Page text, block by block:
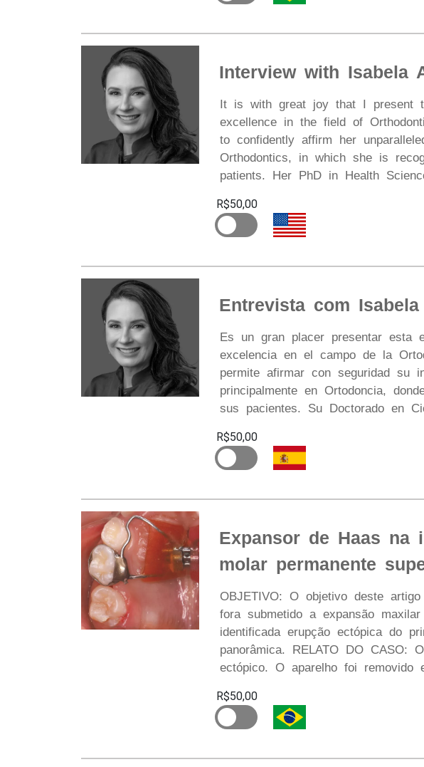
Interview with Isabela
It is with great joy that I present
excellence in the field of
to confidently affirm her
Orthodontics, in which she is
patients. Her PhD in Health
R$50,00
Entrevista com
Es un gran placer presentar esta
excelencia en el campo de la
permite afirmar con seguridad su
principalmente en Ortodoncia,
sus pacientes. Su Doctorado en
R$50,00
Expansor de Haas na
molar permanente
OBJETIVO: O objetivo deste
fora submetido a expansão
identificada erupção ectópica do
panorâmica. RELATO DO CASO:
ectópico. O aparelho foi removido
R$50,00